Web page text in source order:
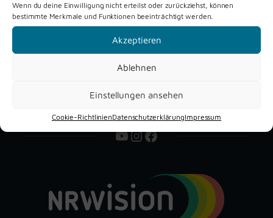
Wenn du deine Einwilligung nicht erteilst oder zurückziehst, können
bestimmte Merkmale und Funktionen beeinträchtigt werden.
Akzeptieren
Ablehnen
Einstellungen ansehen
Cookie-RichtlinienDatenschutzerklärungImpressum
Schützenfest
Verne 2026
Dreckburg
YouTube
Instagram
Facebook